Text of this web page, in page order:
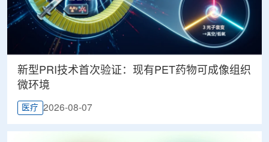
新型PRI技术首次验证：现有PET药物可成像组织
微环境
医疗 2026-08-07